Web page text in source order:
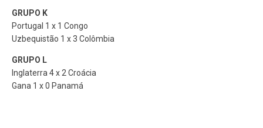
GRUPO K
Portugal 1 x 1 Congo
Uzbequistão 1 x 3 Colômbia
GRUPO L
Inglaterra 4 x 2 Croácia
Gana 1 x 0 Panamá